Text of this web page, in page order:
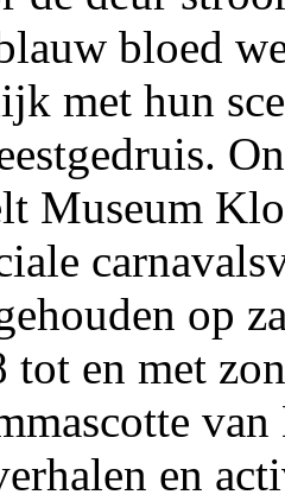
bloed
met hun
Museum
op
tot en met
en